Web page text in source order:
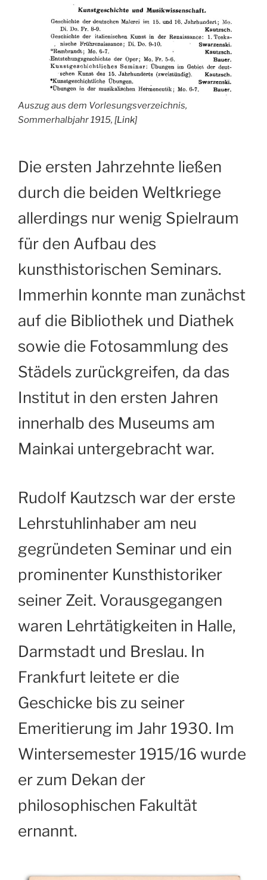
Auszug aus dem Vorlesungsverzeichnis,
Sommerhalbjahr 1915, [Link]
Die ersten Jahrzehnte ließen
durch die beiden Weltkriege
allerdings nur wenig Spielraum
für den Aufbau des
kunsthistorischen Seminars.
Immerhin konnte man zunächst
auf die Bibliothek und Diathek
sowie die Fotosammlung des
Städels zurückgreifen, da das
Institut in den ersten Jahren
innerhalb des Museums am
Mainkai untergebracht war.
Rudolf Kautzsch war der erste
Lehrstuhlinhaber am neu
gegründeten Seminar und ein
prominenter Kunsthistoriker
seiner Zeit. Vorausgegangen
waren Lehrtätigkeiten in Halle,
Darmstadt und Breslau. In
Frankfurt leitete er die
Geschicke bis zu seiner
Emeritierung im Jahr 1930. Im
Wintersemester 1915/16 wurde
er zum Dekan der
philosophischen Fakultät
ernannt.